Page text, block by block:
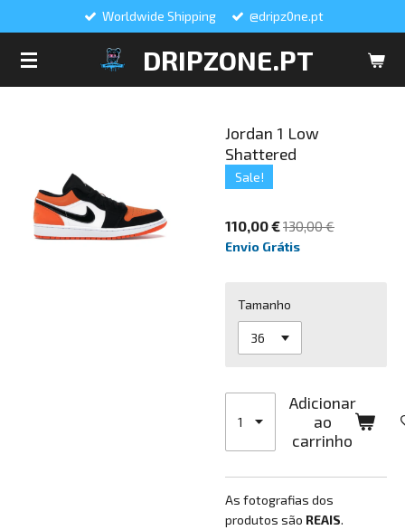
DRIPZONE.PT
Worldwide Shipping @dripz0ne.pt
Jordan 1 Low
Shattered
Sale!
110,00 €130,00 €
Envio Grátis
Tamanho
Adicionar
ao
carrinho
As fotografias dos
produtos são REAIS.